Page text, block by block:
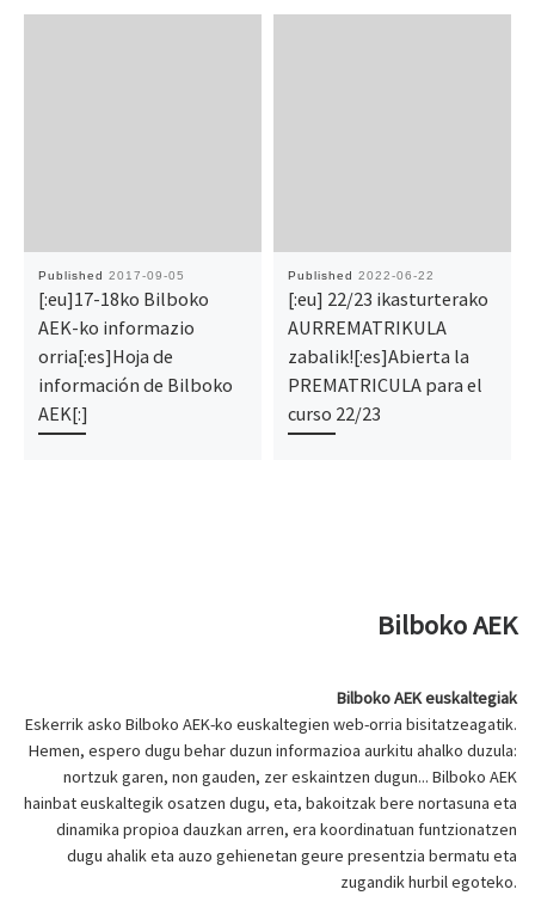
Published 2017-09-05
[:eu]17-18ko Bilboko
AEK-ko informazio
orria[:es]Hoja de
información de Bilboko
AEK[:]
Published 2022-06-22
[:eu] 22/23 ikasturterako
AURREMATRIKULA
zabalik![:es]Abierta la
PREMATRICULA para el
curso 22/23
Bilboko AEK
Bilboko AEK euskaltegiak
Eskerrik asko Bilboko AEK-ko euskaltegien web-orria bisitatzeagatik.
Hemen, espero dugu behar duzun informazioa aurkitu ahalko duzula:
nortzuk garen, non gauden, zer eskaintzen dugun... Bilboko AEK
hainbat euskaltegik osatzen dugu, eta, bakoitzak bere nortasuna eta
dinamika propioa dauzkan arren, era koordinatuan funtzionatzen
dugu ahalik eta auzo gehienetan geure presentzia bermatu eta
zugandik hurbil egoteko.